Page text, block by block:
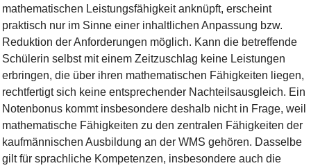
mathematischen Leistungsfähigkeit anknüpft, erscheint
praktisch nur im Sinne einer inhaltlichen Anpassung bzw.
Reduktion der Anforderungen möglich. Kann die betreffende
Schülerin selbst mit einem Zeitzuschlag keine Leistungen
erbringen, die über ihren mathematischen Fähigkeiten liegen,
rechtfertigt sich keine entsprechender Nachteilsausgleich. Ein
Notenbonus kommt insbesondere deshalb nicht in Frage, weil
mathematische Fähigkeiten zu den zentralen Fähigkeiten der
kaufmännischen Ausbildung an der WMS gehören. Dasselbe
gilt für sprachliche Kompetenzen, insbesondere auch die